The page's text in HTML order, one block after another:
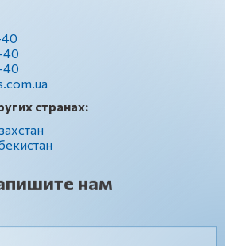
40
40
странах:
нам